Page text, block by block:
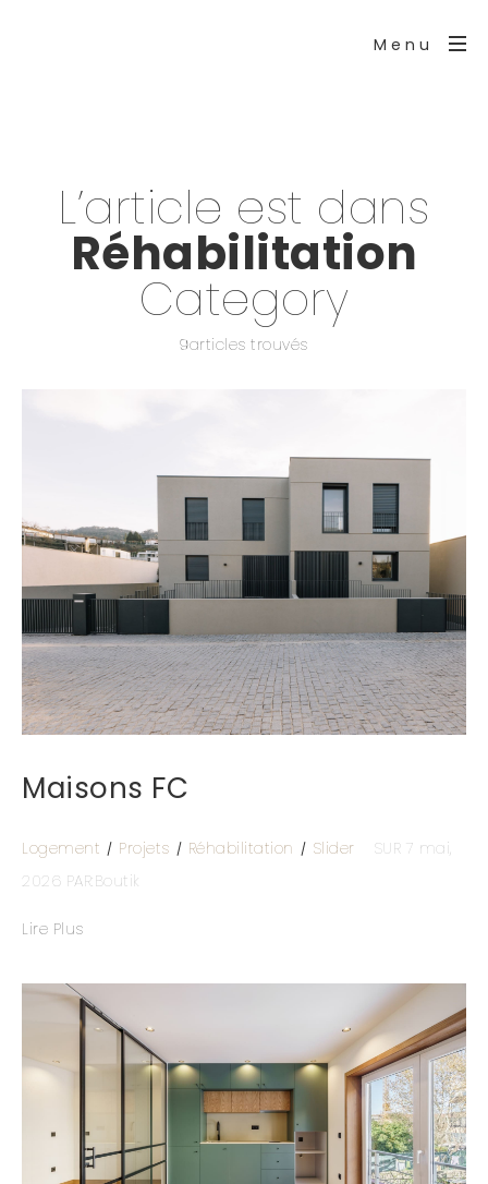
Menu
L’article est dans
Réhabilitation
Category
9articles trouvés
Maisons FC
Logement Projets Réhabilitation Slider
SUR 7 mai,
2026 PAR:Boutik
Lire Plus